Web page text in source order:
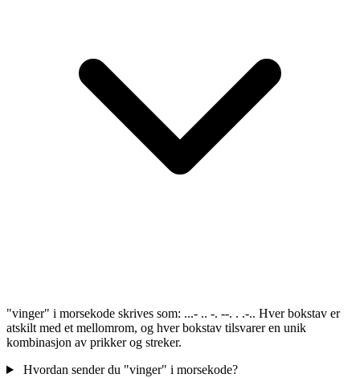
"vinger" i morsekode skrives som: ...- .. -. --. . .-.. Hver bokstav er
atskilt med et mellomrom, og hver bokstav tilsvarer en unik
kombinasjon av prikker og streker.
Hvordan sender du "vinger" i morsekode?